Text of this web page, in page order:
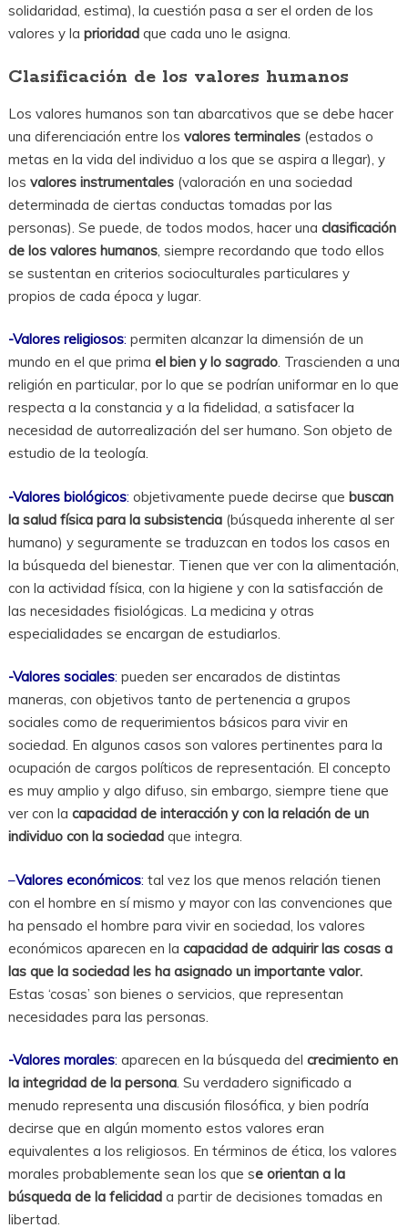
solidaridad, estima), la cuestión pasa a ser el orden de los
valores y la prioridadque cada uno le asigna.
Clasificación de los valores humanos
Los valores humanos son tan abarcativos que se debe hacer
una diferenciación entre los valores terminales(estados o
metas en la vida del individuo a los que se aspira a llegar), y
los valores instrumentales(valoración en una sociedad
determinada de ciertas conductas tomadas por las
personas). Se puede, de todos modos, hacer una clasificación
de los valores humanos, siempre recordando que todo ellos
se sustentan en criterios socioculturales particulares y
propios de cada época y lugar.
-Valores religiosos: permiten alcanzar la dimensión de un
mundo en el que prima el bien y lo sagrado. Trascienden a una
religión en particular, por lo que se podrían uniformar en lo que
respecta a la constancia y a la fidelidad, a satisfacer la
necesidad de autorrealización del ser humano. Son objeto de
estudio de la teología.
-Valores biológicos: objetivamente puede decirse que buscan
la salud física para la subsistencia(búsqueda inherente al ser
humano) y seguramente se traduzcan en todos los casos en
la búsqueda del bienestar. Tienen que ver con la alimentación,
con la actividad física, con la higiene y con la satisfacción de
las necesidades fisiológicas. La medicina y otras
especialidades se encargan de estudiarlos.
-Valores sociales: pueden ser encarados de distintas
maneras, con objetivos tanto de pertenencia a grupos
sociales como de requerimientos básicos para vivir en
sociedad. En algunos casos son valores pertinentes para la
ocupación de cargos políticos de representación. El concepto
es muy amplio y algo difuso, sin embargo, siempre tiene que
ver con la capacidad de interacción y con la relación de un
individuo con la sociedadque integra.
–Valores económicos: tal vez los que menos relación tienen
con el hombre en sí mismo y mayor con las convenciones que
ha pensado el hombre para vivir en sociedad, los valores
económicos aparecen en la capacidad de adquirir las cosas a
las que la sociedad les ha asignado un importante valor.
Estas ‘cosas’ son bienes o servicios, que representan
necesidades para las personas.
-Valores morales: aparecen en la búsqueda del crecimiento en
la integridad de la persona. Su verdadero significado a
menudo representa una discusión filosófica, y bien podría
decirse que en algún momento estos valores eran
equivalentes a los religiosos. En términos de ética, los valores
morales probablemente sean los que se orientan a la
búsqueda de la felicidada partir de decisiones tomadas en
libertad.